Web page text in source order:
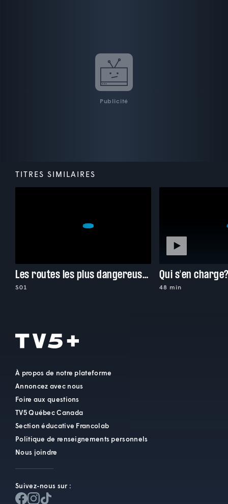
Publicité
TITRES SIMILAIRES
Les routes les plus dangereuses du monde
S01
Qui s'en
48 min
À propos de notre plateforme
Annoncez avec nous
Foire aux questions
TV5 Québec Canada
Section éducative Francolab
Politique de renseignements personnels
Nous joindre
Suivez-nous sur :